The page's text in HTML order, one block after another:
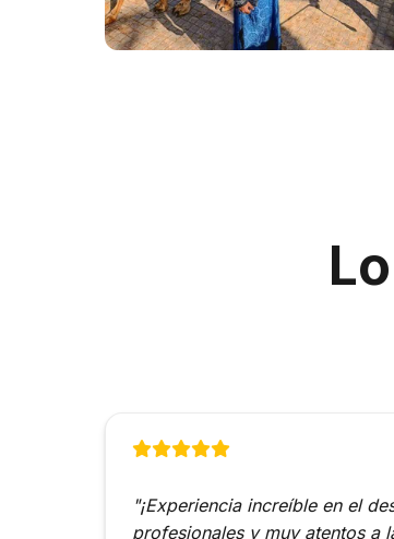
"¡Experiencia increíble en el
profesionales y muy atentos a